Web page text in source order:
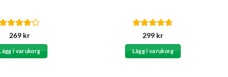
Betygsatt
av 5
269 kr
i varukorg
Betygsatt
4.67av 5
299 kr
Lägg i varukorg